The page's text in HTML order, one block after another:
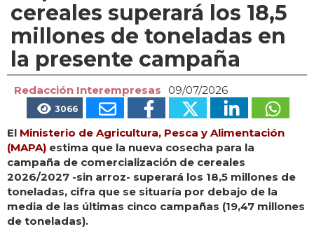
cereales superará los 18,5
millones de toneladas en
la presente campaña
Redacción Interempresas 09/07/2026
3066
El Ministerio de Agricultura, Pesca y Alimentación
(MAPA) estima que la nueva cosecha para la
campaña de comercialización de cereales
2026/2027 -sin arroz- superará los 18,5 millones de
toneladas, cifra que se situaría por debajo de la
media de las últimas cinco campañas (19,47 millones
de toneladas).